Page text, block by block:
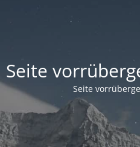
Seite
Seite